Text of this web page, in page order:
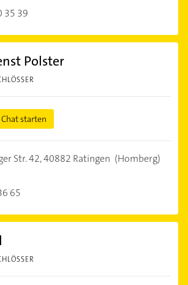
35 39
Polster
Chat starten
Str. 42,40882 Ratingen (Homberg)
65